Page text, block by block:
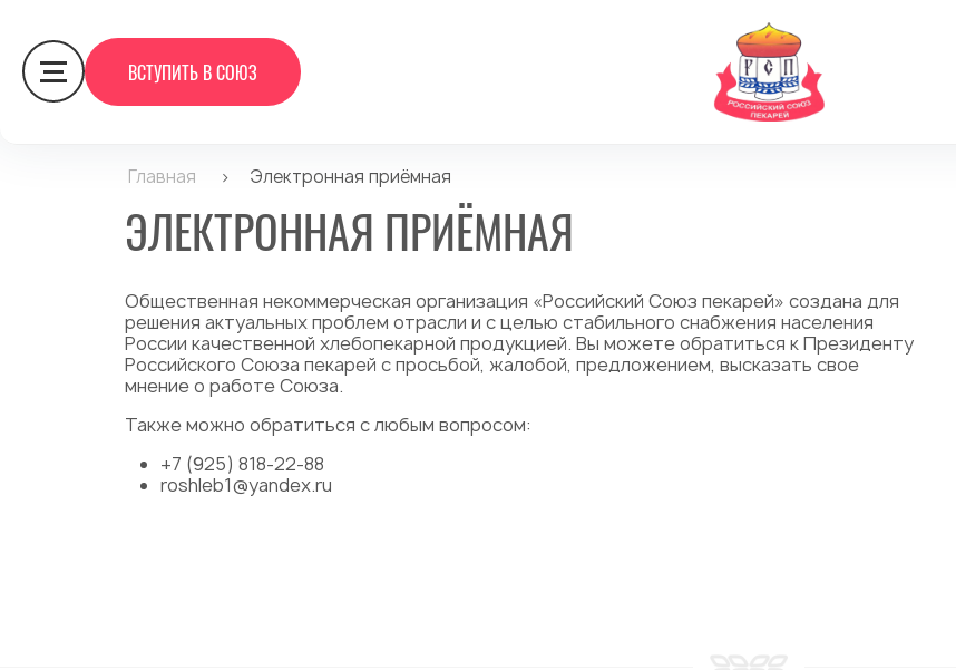
ВСТУПИТЬ В СОЮЗ
Главная > Электронная приёмная
ЭЛЕКТРОННАЯ ПРИЁМНАЯ
Общественная некоммерческая организация «Российский Союз пекарей» создана для
решения актуальных проблем отрасли и с целью стабильного снабжения населения
России качественной хлебопекарной продукцией. Вы можете обратиться к Президенту
Российского Союза пекарей с просьбой, жалобой, предложением, высказать свое
мнение о работе Союза.
Также можно обратиться с любым вопросом:
+7 (925) 818-22-88
roshleb1@yandex.ru